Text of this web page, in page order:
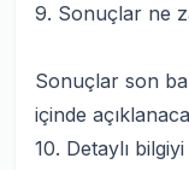
9. Sonuçlar ne
Sonuçlar son
içinde
10. Detaylı